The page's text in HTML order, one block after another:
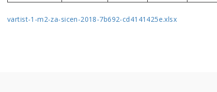
vartist-1-m2-za-sicen-2018-7b692-cd4141425e.xlsx